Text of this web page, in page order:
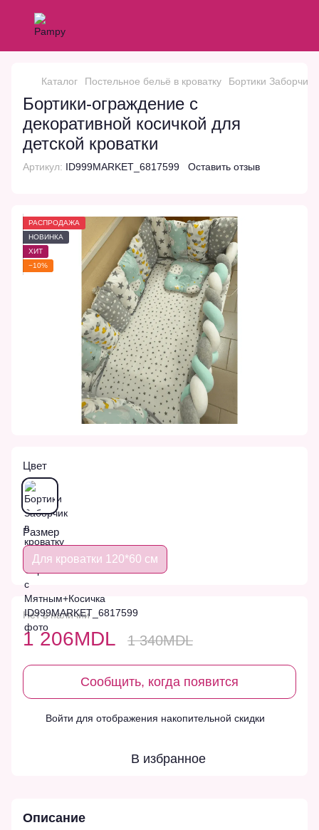
Каталог Постельное бельё в кроватку Бортики Заборчик
Бортики-ограждение с
декоративной косичкой для
детской кроватки
Артикул: ID999MARKET_6817599 Оставить отзыв
РАСПРОДАЖА
НОВИНКА
ХИТ
−10%
Цвет
Размер
Для кроватки 120*60 см
Нет в наличии
1 206MDL 1 340MDL
Сообщить, когда появится
Войти для отображения накопительной скидки
В избранное
Описание